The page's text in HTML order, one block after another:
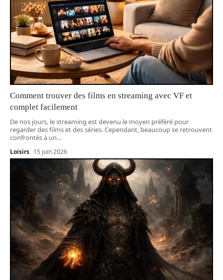
Comment trouver des films en streaming avec VF et
complet facilement
De nos jours, le streaming est devenu le moyen préféré pour
regarder des films et des séries. Cependant, beaucoup se retrouvent
confrontés à un…
Loisirs 15 juin 2026